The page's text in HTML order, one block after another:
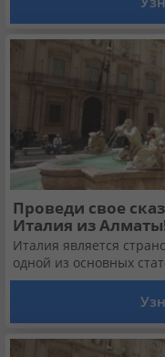
Проведи свое
Италия из
Италия является
одной из основных